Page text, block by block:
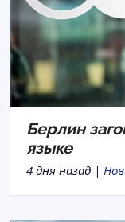
Берлин
языке
4 дня назад |